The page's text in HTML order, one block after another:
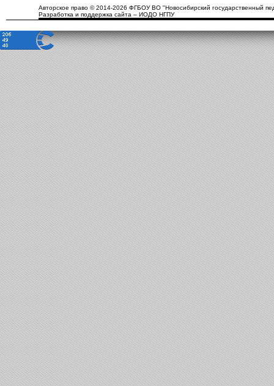
Авторское право © 2014-2026 ФГБОУ ВО "Новосибирский государственный
Разработка и поддержка сайта – ИОДО НГПУ